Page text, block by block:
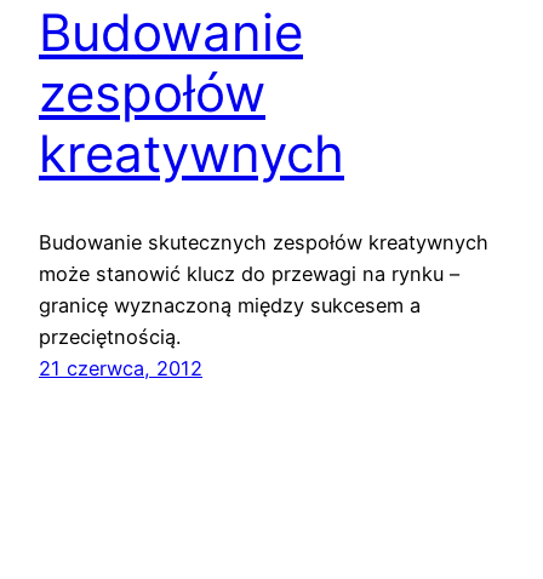
Budowanie
zespołów
kreatywnych
Budowanie skutecznych zespołów kreatywnych
może stanowić klucz do przewagi na rynku –
granicę wyznaczoną między sukcesem a
przeciętnością.
21 czerwca, 2012